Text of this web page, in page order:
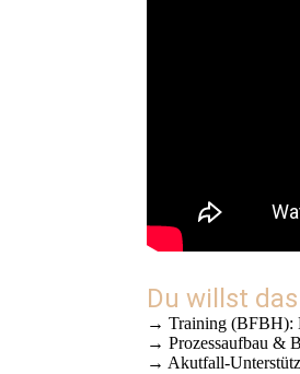
Du willst
→ Training (BFBH):
→ Prozessaufbau &
→ Akutfall-